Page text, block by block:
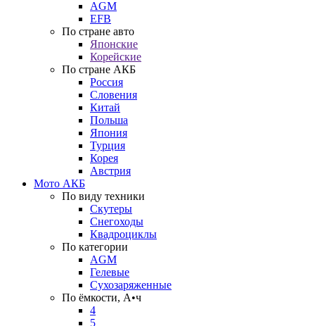
AGM
EFB
По стране авто
Японские
Корейские
По стране АКБ
Россия
Словения
Китай
Польша
Япония
Турция
Корея
Австрия
Мото АКБ
По виду техники
Скутеры
Снегоходы
Квадроциклы
По категории
AGM
Гелевые
Сухозаряженные
По ёмкости, А•ч
4
5